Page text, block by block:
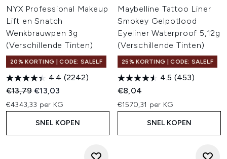
NYX Professional Makeup
Lift en Snatch
Wenkbrauwpen 3g
(Verschillende Tinten)
20% KORTING | CODE: SALELF
4.4 (2242)
Recommended Retail Price:
€13,79Huidige prijs:
€13,03
€4343,33 per KG
SNEL KOPEN
Maybelline Tattoo Liner
Smokey Gelpotlood
Eyeliner Waterproof 5,12g
(Verschillende Tinten)
25% KORTING | CODE: SALELF
4.5 (453)
€8,04
€1570,31 per KG
SNEL KOPEN